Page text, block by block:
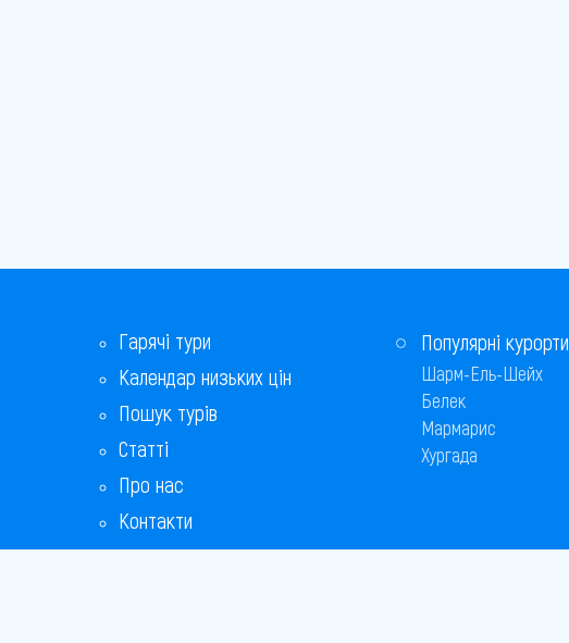
Гарячі тури
Календар низьких цін
Пошук турів
Статті
Про нас
Контакти
Бонусна програма
Популярні курорти
Шарм-Ель-Шейх
Белек
Мармарис
Хургада